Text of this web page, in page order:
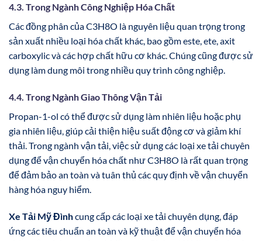
4.3. Trong Ngành Công Nghiệp Hóa Chất
Các đồng phân của C3H8O là nguyên liệu quan trọng trong
sản xuất nhiều loại hóa chất khác, bao gồm este, ete, axit
carboxylic và các hợp chất hữu cơ khác. Chúng cũng được sử
dụng làm dung môi trong nhiều quy trình công nghiệp.
4.4. Trong Ngành Giao Thông Vận Tải
Propan-1-ol có thể được sử dụng làm nhiên liệu hoặc phụ
gia nhiên liệu, giúp cải thiện hiệu suất động cơ và giảm khí
thải. Trong ngành vận tải, việc sử dụng các loại xe tải chuyên
dụng để vận chuyển hóa chất như C3H8O là rất quan trọng
để đảm bảo an toàn và tuân thủ các quy định về vận chuyển
hàng hóa nguy hiểm.
Xe Tải Mỹ Đìnhcung cấp các loại xe tải chuyên dụng, đáp
ứng các tiêu chuẩn an toàn và kỹ thuật để vận chuyển hóa